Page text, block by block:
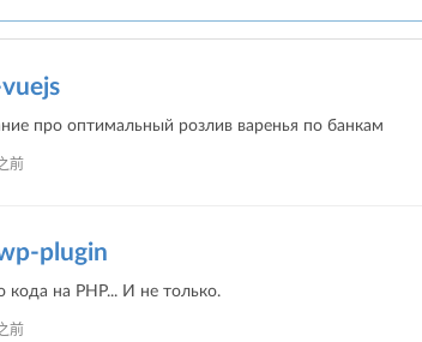
про оптимальный розлив варенья по банкам
前
plugin
кода на PHP... И не только.
前